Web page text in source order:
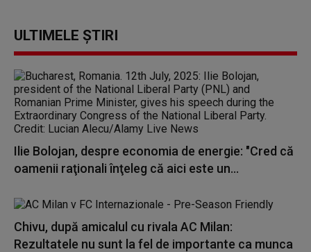
ULTIMELE ȘTIRI
Ilie Bolojan, despre economia de energie: "Cred că
oamenii raţionali înţeleg că aici este un...
Chivu, după amicalul cu rivala AC Milan:
Rezultatele nu sunt la fel de importante ca munca